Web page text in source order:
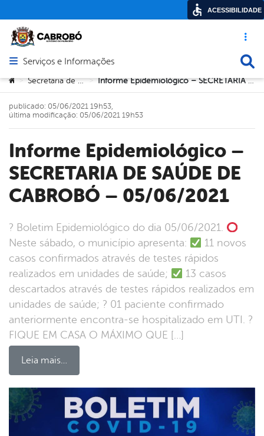
Acesso
Abrir menu principal de navegação
Serviços e Informações
Você está aqui:
> Secretaria de Saúde > Informe Epidemiológico – SECRETARIA DE SAÚDE DE CABROBÓ – 05/06/2021
Informe Epidemiológico –
SECRETARIA DE SAÚDE DE
CABROBÓ – 05/06/2021
? Boletim Epidemiológico do dia 05/06/2021.
Neste sábado, o município apresenta:
11 novos
casos confirmados através de testes rápidos
realizados em unidades de saúde;
13 casos
descartados através de testes rápidos realizados em
unidades de saúde; ? 01 paciente confirmado
anteriormente encontra-se hospitalizado em UTI. ?
FIQUE EM CASA O MÁXIMO QUE […]
Leia mais…
publicado: 05/06/2021 19h53,
última modificação: 05/06/2021 19h53
ACESSIBILIDADE